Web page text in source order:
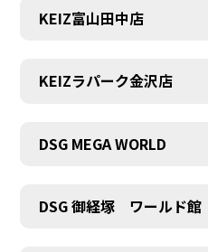
KEIZ富山田中店
KEIZラパーク金沢店
DSG MEGA WORLD
DSG 御経塚 ワールド館